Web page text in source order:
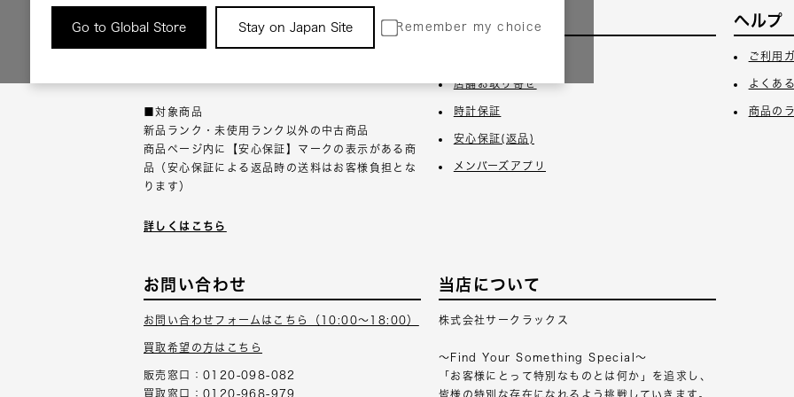
Go to Global Store Stay on Japan Site Remember my choice
返品について
■対象商品
新品ランク・未使用ランク以外の中古商品
商品ページ内に【安心保証】マークの表示がある商
品（安心保証による返品時の送料はお客様負担とな
ります）
詳しくはこちら
サービス
店舗お取り寄せ
時計保証
安心保証(返品)
メンバーズアプリ
ヘルプ
ご利用
よくあ
商品の
お問い合わせ
お問い合わせフォームはこちら（10:00～18:00）
買取希望の方はこちら
販売窓口：0120-098-082
買取窓口：0120-968-979
当店について
株式会社サークラックス
～Find Your Something Special～
「お客様にとって特別なものとは何か」を追求し、
皆様の特別な存在になれるよう挑戦していきます。